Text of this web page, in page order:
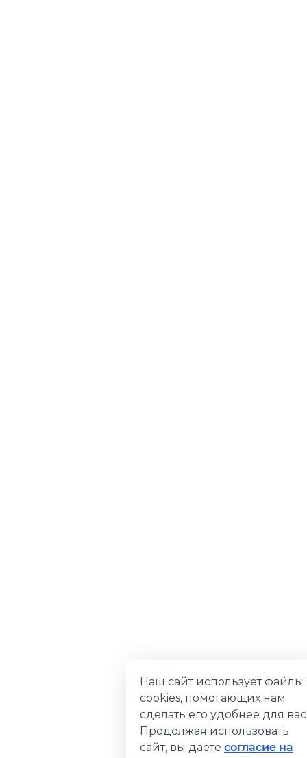
Наш сайт использует файлы
cookies, помогающих нам
сделать его удобнее для
Продолжая использовать
сайт, вы даете согласие на